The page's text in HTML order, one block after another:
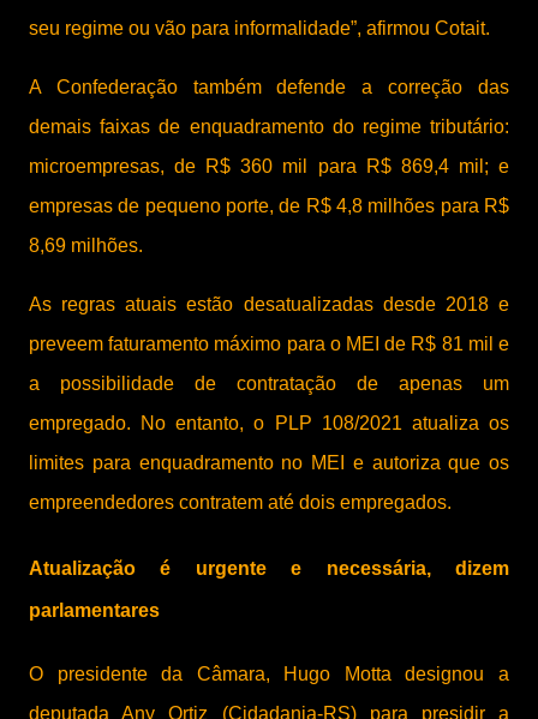
seu regime ou vão para informalidade”, afirmou Cotait.
A Confederação também defende a correção das
demais faixas de enquadramento do regime tributário:
microempresas, de R$ 360 mil para R$ 869,4 mil; e
empresas de pequeno porte, de R$ 4,8 milhões para R$
8,69 milhões.
As regras atuais estão desatualizadas desde 2018 e
preveem faturamento máximo para o MEI de R$ 81 mil e
a possibilidade de contratação de apenas um
empregado. No entanto, o PLP 108/2021 atualiza os
limites para enquadramento no MEI e autoriza que os
empreendedores contratem até dois empregados.
Atualização é urgente e necessária, dizem
parlamentares
O presidente da Câmara, Hugo Motta designou a
deputada Any Ortiz (Cidadania-RS) para presidir a